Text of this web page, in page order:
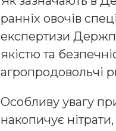
ранніх овочів
експертизи
якістю та
агропродовольчі
Особливу увагу
накопичує